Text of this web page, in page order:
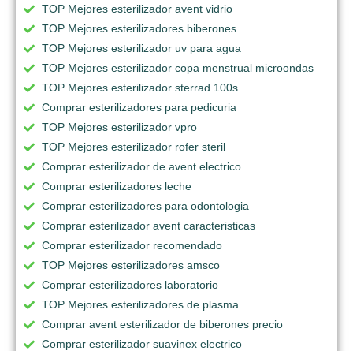
TOP Mejores esterilizador avent vidrio
TOP Mejores esterilizadores biberones
TOP Mejores esterilizador uv para agua
TOP Mejores esterilizador copa menstrual microondas
TOP Mejores esterilizador sterrad 100s
Comprar esterilizadores para pedicuria
TOP Mejores esterilizador vpro
TOP Mejores esterilizador rofer steril
Comprar esterilizador de avent electrico
Comprar esterilizadores leche
Comprar esterilizadores para odontologia
Comprar esterilizador avent caracteristicas
Comprar esterilizador recomendado
TOP Mejores esterilizadores amsco
Comprar esterilizadores laboratorio
TOP Mejores esterilizadores de plasma
Comprar avent esterilizador de biberones precio
Comprar esterilizador suavinex electrico